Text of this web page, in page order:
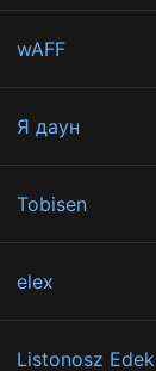
wAFF
Я даун
Tobisen
elex
Listonosz Edek